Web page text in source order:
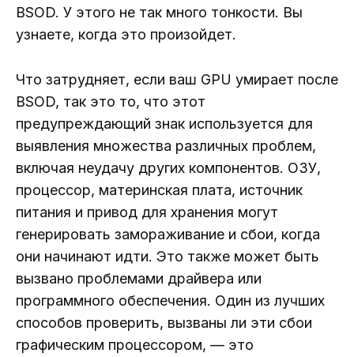
BSOD. У этого не так много тонкости. Вы
узнаете, когда это произойдет.
Что затрудняет, если ваш GPU умирает после
BSOD, так это то, что этот
предупреждающий знак используется для
выявления множества различных проблем,
включая неудачу других компонентов. ОЗУ,
процессор, материнская плата, источник
питания и привод для хранения могут
генерировать замораживание и сбои, когда
они начинают идти. Это также может быть
вызвано проблемами драйвера или
программного обеспечения. Один из лучших
способов проверить, вызваны ли эти сбои
графическим процессором, — это